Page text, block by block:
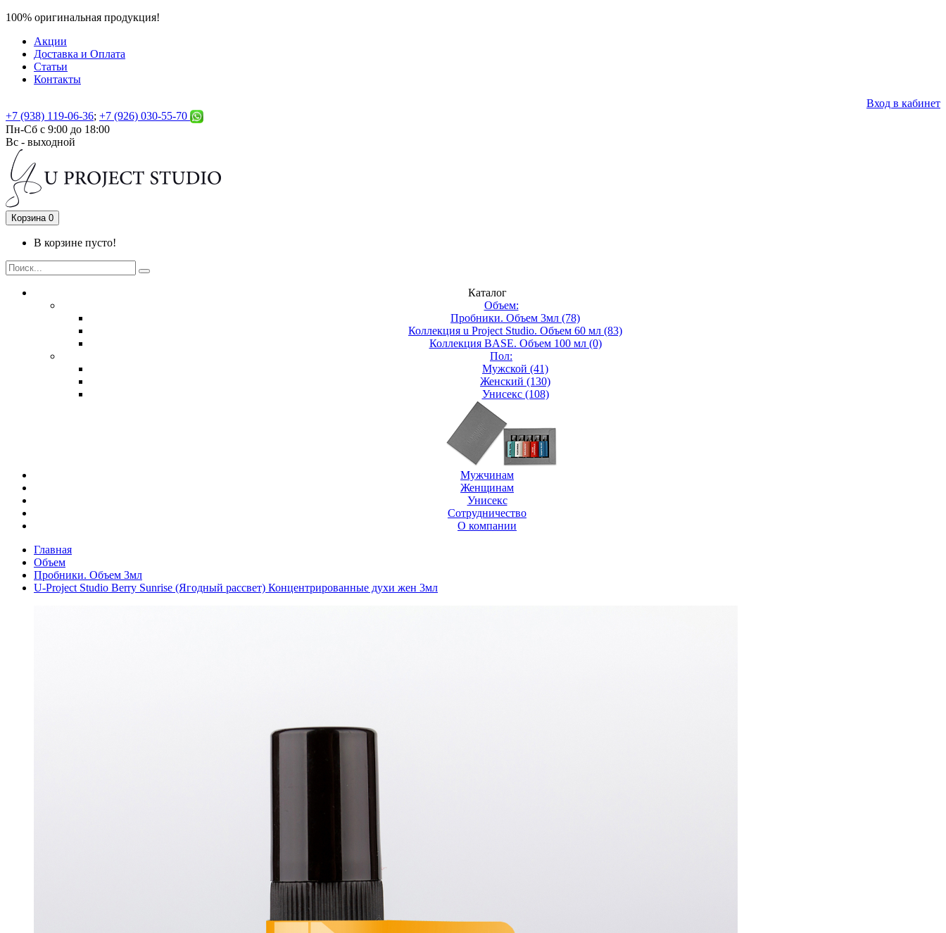
100% оригинальная продукция!
Акции
Доставка и Оплата
Статьи
Контакты
Вход в кабинет
+7 (938) 119-06-36; +7 (926) 030-55-70
Пн-Сб с 9:00 до 18:00
Вс - выходной
Корзина 0
В корзине пусто!
Каталог
Объем:
Пробники. Объем 3мл (78)
Коллекция u Project Studio. Объем 60 мл (83)
Коллекция BASE. Объем 100 мл (0)
Пол:
Мужской (41)
Женский (130)
Унисекс (108)
Мужчинам
Женщинам
Унисекс
Сотрудничество
О компании
Главная
Объем
Пробники. Объем 3мл
U-Project Studio Berry Sunrise (Ягодный рассвет) Концентрированные духи жен 3мл